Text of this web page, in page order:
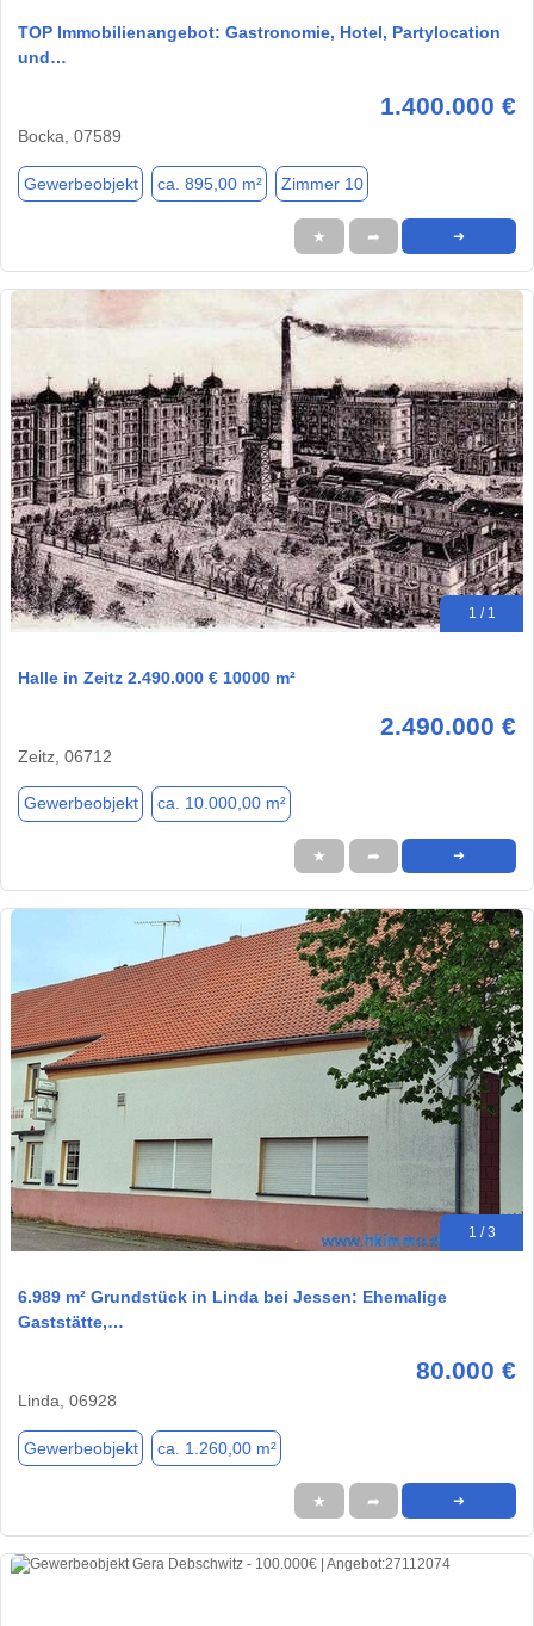
TOP Immobilienangebot: Gastronomie, Hotel, Partylocation
und…
1.400.000 €
Bocka, 07589
Gewerbeobjekt ca. 895,00 m² Zimmer 10
★ ➦ ➜
1 / 1
Halle in Zeitz 2.490.000 € 10000 m²
2.490.000 €
Zeitz, 06712
Gewerbeobjekt ca. 10.000,00 m²
★ ➦ ➜
1 / 3
6.989 m² Grundstück in Linda bei Jessen: Ehemalige
Gaststätte,…
80.000 €
Linda, 06928
Gewerbeobjekt ca. 1.260,00 m²
★ ➦ ➜